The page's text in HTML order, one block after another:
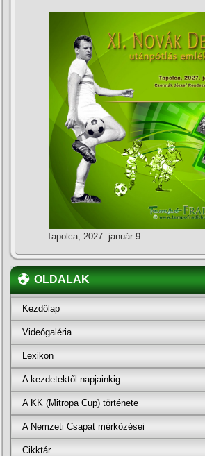
Tapolca, 2027. január 9.
OLDALAK
Kezdőlap
Videógaléria
Lexikon
A kezdetektől napjainkig
A KK (Mitropa Cup) története
A Nemzeti Csapat mérkőzései
Cikktár